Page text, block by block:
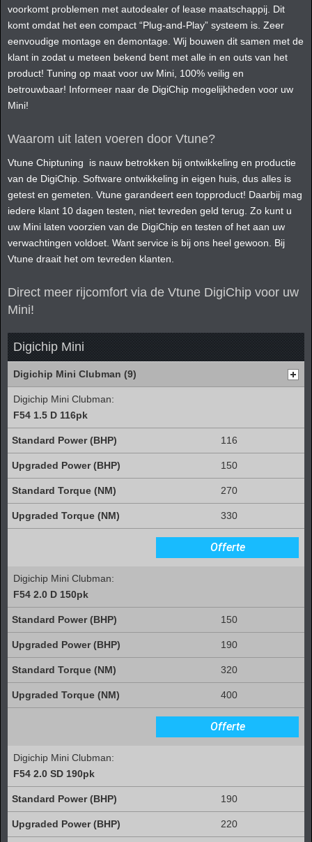
voorkomt problemen met autodealer of lease maatschappij. Dit
komt omdat het een compact “Plug-and-Play” systeem is. Zeer
eenvoudige montage en demontage. Wij bouwen dit samen met de
klant in zodat u meteen bekend bent met alle in en outs van het
product! Tuning op maat voor uw Mini, 100% veilig en
betrouwbaar! Informeer naar de DigiChip mogelijkheden voor uw
Mini!
Waarom uit laten voeren door Vtune?
Vtune Chiptuning is nauw betrokken bij ontwikkeling en productie
van de DigiChip. Software ontwikkeling in eigen huis, dus alles is
getest en gemeten. Vtune garandeert een topproduct! Daarbij mag
iedere klant 10 dagen testen, niet tevreden geld terug. Zo kunt u
uw Mini laten voorzien van de DigiChip en testen of het aan uw
verwachtingen voldoet. Want service is bij ons heel gewoon. Bij
Vtune draait het om tevreden klanten.
Direct meer rijcomfort via de Vtune DigiChip voor uw
Mini!
Digichip Mini
Digichip Mini Clubman (9)
Digichip Mini Clubman:
F54 1.5 D 116pk
116
150
270
330
Offerte
Digichip Mini Clubman:
F54 2.0 D 150pk
150
190
320
400
Offerte
Digichip Mini Clubman:
F54 2.0 SD 190pk
190
220